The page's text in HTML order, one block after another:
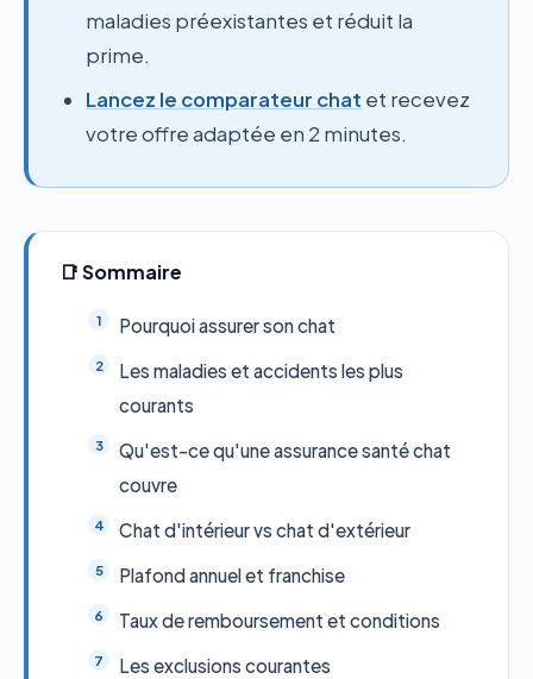
maladies préexistantes et réduit la
prime.
Lancez le comparateur chat et recevez
votre offre adaptée en 2 minutes.
📑 Sommaire
Pourquoi assurer son chat
Les maladies et accidents les plus
courants
Qu'est-ce qu'une assurance santé chat
couvre
Chat d'intérieur vs chat d'extérieur
Plafond annuel et franchise
Taux de remboursement et conditions
Les exclusions courantes